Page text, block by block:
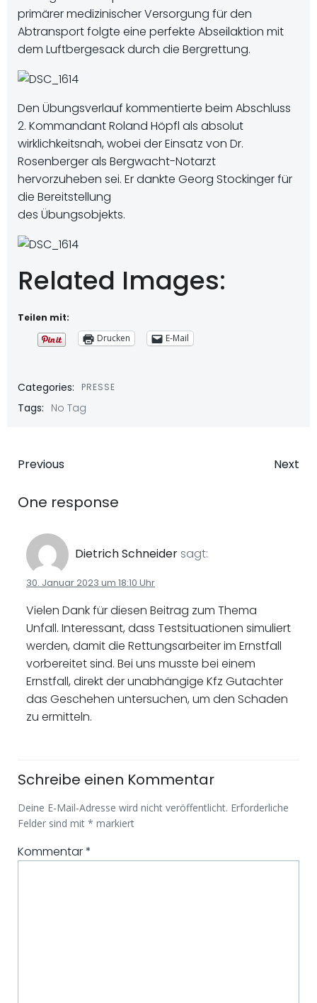
primärer medizinischer Versorgung für den
Abtransport folgte eine perfekte Abseilaktion mit
dem Luftbergesack durch die Bergrettung.
Den Übungsverlauf kommentierte beim Abschluss
2. Kommandant Roland Höpfl als absolut
wirklichkeitsnah, wobei der Einsatz von Dr.
Rosenberger als Bergwacht-Notarzt
hervorzuheben sei. Er dankte Georg Stockinger für
die Bereitstellung
des Übungsobjekts.
Related Images:
Teilen mit:
Drucken
E-Mail
Categories: PRESSE
Tags: No Tag
Beitragsnavigation
Previous Next
One response
Dietrich Schneidersagt:
30. Januar 2023 um 18:10 Uhr
Vielen Dank für diesen Beitrag zum Thema
Unfall. Interessant, dass Testsituationen simuliert
werden, damit die Rettungsarbeiter im Ernstfall
vorbereitet sind. Bei uns musste bei einem
Ernstfall, direkt der unabhängige Kfz Gutachter
das Geschehen untersuchen, um den Schaden
zu ermitteln.
Schreibe einen Kommentar
Deine E-Mail-Adresse wird nicht veröffentlicht. Erforderliche
Felder sind mit * markiert
Kommentar*